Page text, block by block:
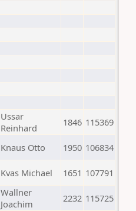
Ussar
Reinhard
1846 115369
Knaus Otto 1950 106834
Kvas Michael 1651 107791
Wallner
Joachim
2232 115725